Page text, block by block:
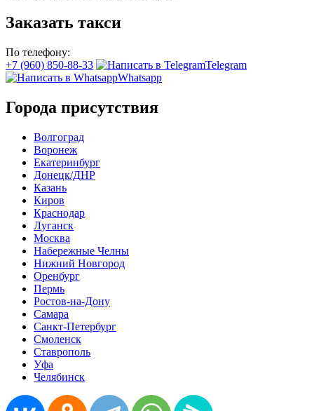
Заказать такси
По телефону:
+7 (960) 850-88-33
Telegram
Whatsapp
Города присутствия
Волгоград
Воронеж
Екатеринбург
Донецк/ДНР
Казань
Киров
Краснодар
Луганск
Москва
Набережные Челны
Нижний Новгород
Оренбург
Пермь
Ростов-на-Дону
Самара
Санкт-Петербург
Смоленск
Ставрополь
Уфа
Челябинск